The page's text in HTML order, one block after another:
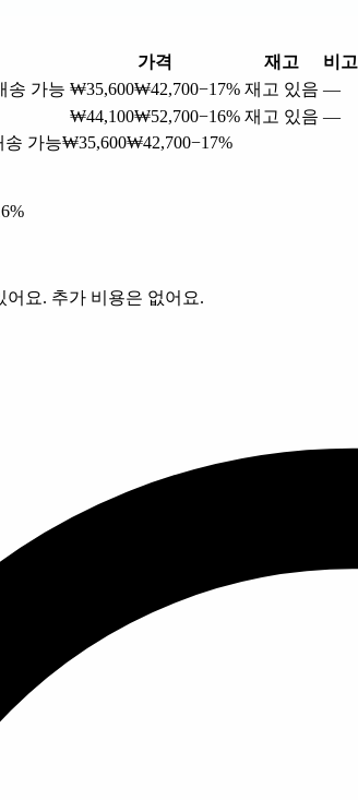
가격 재고
비고
송 가능 ₩35,600₩42,700−17% 재고 있음 —
₩44,100₩52,700−16% 재고 있음 —
송 가능₩35,600₩42,700−17%
요. 추가 비용은 없어요.